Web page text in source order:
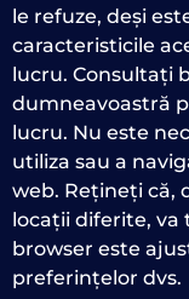
le refuze, deși
caracteristicile
lucru. Consultați
dumneavoastră
lucru. Nu este
utiliza sau a
web. Rețineți că,
locații diferite, va
browser este
preferințelor dvs.